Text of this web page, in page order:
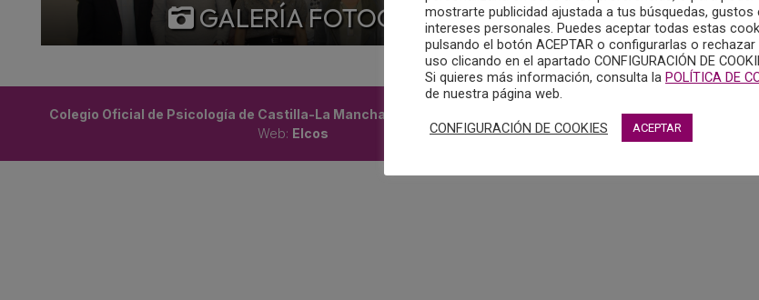
GALERÍA FOTOGRÁFICA
Política de privacidad
Politica Seguridad de la
Colegio Oficial de Psicología de Castilla-La Mancha © 2026
Web: Elcos
mostrarte publicidad ajustada a tus búsquedas, gustos
intereses personales. Puedes aceptar todas estas
pulsando el botón ACEPTAR o configurarlas o rechazar
uso clicando en el apartado CONFIGURACIÓN DE
Si quieres más información, consulta la POLÍTICA DE
de nuestra página web.
CONFIGURACIÓN DE COOKIES ACEPTAR